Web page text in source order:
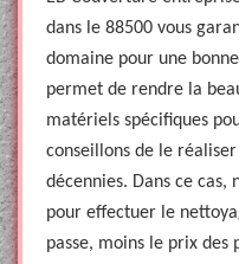
dans le 88500 vous
domaine pour une
permet de rendre la
matériels spécifiques
conseillons de le
décennies. Dans ce cas,
pour effectuer le
passe, moins le prix des